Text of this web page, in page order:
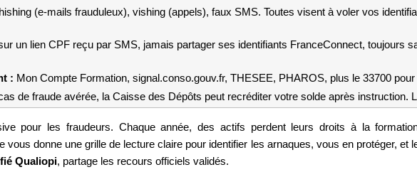
(e-mails frauduleux), vishing (appels), faux SMS. Toutes visent à voler vos
un lien CPF reçu par SMS, jamais partager ses identifiants FranceConnect, toujours
: Mon Compte Formation, signal.conso.gouv.fr, THESEE, PHAROS, plus le 33700
de fraude avérée, la Caisse des Dépôts peut recréditer votre solde après instruction.
pour les fraudeurs. Chaque année, des actifs perdent leurs droits à la
Qualiopi, partage les recours officiels validés.